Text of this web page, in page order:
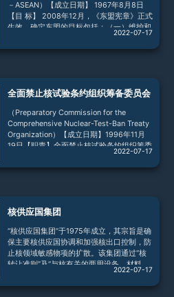
－ASEAN）【成立日期】 1967年8月8日
【目 标】 2008年12月，《东盟宪章》正式
生效，确定东盟的目标包括：（一）维护和
和平为导向的价值观；（二）通过加强政
盟人民和成员国与世界和平相处，生活于公
定、繁荣、极具竞争力和一体化的共同市场
和制
2022-07-17
全面禁止核试验条约组织筹备委员会
（Preparatory Commission for the
Comprehensive Nuclear-Test-Ban Treaty
Organization）【成立日期】1996年11月
19日【职责】全面禁止核试验条约组织筹委
核试验条约》生效做好各项准备工作。【成
秘书处执行秘书拉西那·泽博（Lassina
2022-07-17
核供应国集团
“核供应国集团”于1975年成立，其宗旨是确
保主要核供应国协调和加强核出口控制，防
止核领域敏感物项的扩散。该集团通过“核
转让准则”及“与核有关的两用设备、材料、
制，要求进口国接受国际原子能机构全面保
2022-07-17